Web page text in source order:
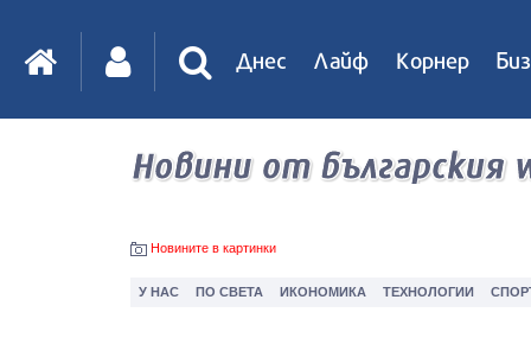
Днес Лайф Корнер
IT DirTV Impressio
Games
Новините в картинки
У НАС ПО СВЕТА ИКОНОМИКА ТЕХНОЛОГИИ